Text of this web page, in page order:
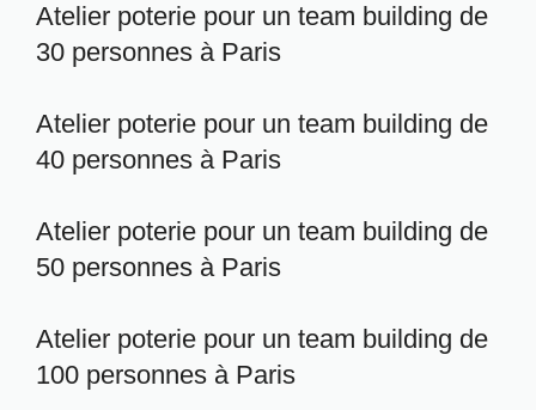
Atelier poterie pour un team building de
30 personnes à Paris
Atelier poterie pour un team building de
40 personnes à Paris
Atelier poterie pour un team building de
50 personnes à Paris
Atelier poterie pour un team building de
100 personnes à Paris